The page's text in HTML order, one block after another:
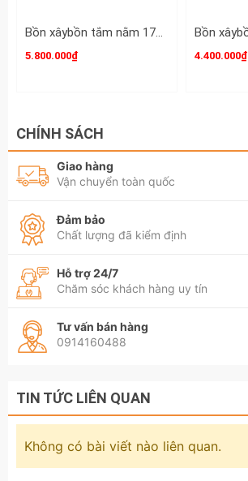
Bồn xâybồn tắm nằm 17m Việt Mỹ Acrylic-17Y
5.800.000₫ 4.400.000₫
CHÍNH SÁCH
Giao hàng
Vận chuyển toàn quốc
Đảm bảo
Chất lượng đã kiểm định
Hỗ trợ 24/7
Chăm sóc khách hàng uy tín
Tư vấn bán hàng
0914160488
TIN TỨC LIÊN QUAN
Không có bài viết nào liên quan.